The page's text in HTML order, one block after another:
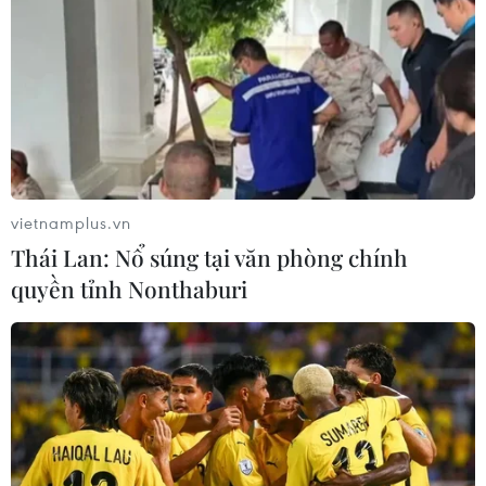
ngày 17/6/2021 dương tính với SARS-CoV-2.
Hiện, các bệnh nhân đang cách ly, điều trị tại
Bệnh viện Lao và bệnh phổi Tiền Giang.
[Thêm 62 ca mắc mới trong đó gần một nửa
tại TP Hồ Chí Minh]
Thành phố Hồ Chí Minh 40 ca
Ca bệnh BN12469-BN12508
ghi nhận tại Thành
phố Hồ Chí Minh: 38 ca là các trường hợp F1 đã
được cách ly, 1 ca liên quan đến nhóm truyền
giáo Phục Hưng, 1 ca liên quan đến trụ sở Ủy
ban Nhân dân quận 7, Thành phố Hồ Chí Minh.
Kết quả xét nghiệm dương tính với SARS-CoV-2.
Về tình hình điều trị:Số ca âm tính với SARS-
CoV-2 lần 1 là 415 ca; lần 2 là 100 ca; lần 3 là 71
vietnamplus.vn
Thái Lan: Nổ súng tại văn phòng chính
quyền tỉnh Nonthaburi